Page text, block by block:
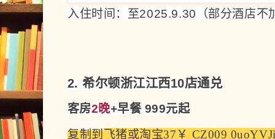
入住时间：至2025.9.30（部分酒店不
2. 希尔顿浙江江西10店通兑
客房2晚+早餐 999元起
复制到飞猪或淘宝37￥ CZ009